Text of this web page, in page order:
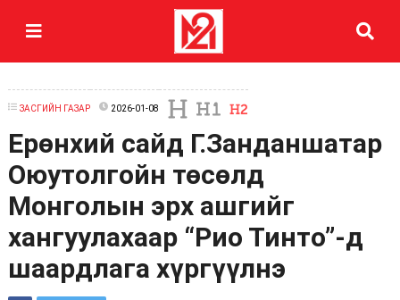
ЗАСГИЙН ГАЗАР 2026-01-08
Ерөнхий сайд Г.Занданшатар
Оюутолгойн төсөлд
Монголын эрх ашгийг
хангуулахаар “Рио Тинто”-д
шаардлага хүргүүлнэ